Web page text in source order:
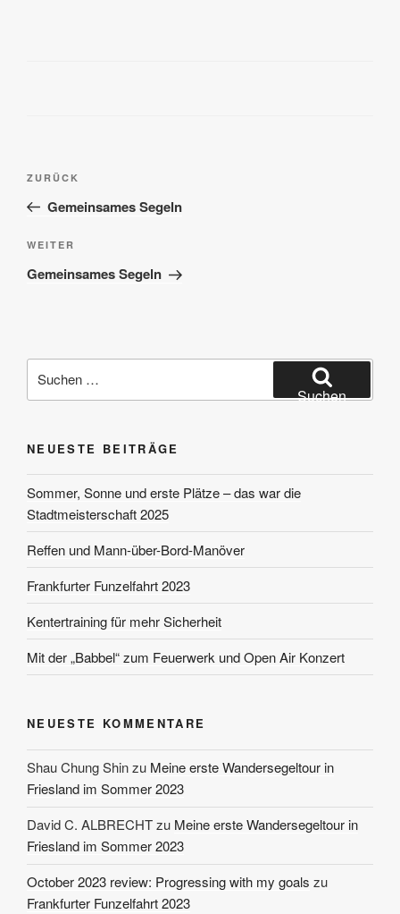
Beitragsnavigation
Vorheriger
Beitrag
ZURÜCK
Gemeinsames Segeln
Nächster
Beitrag
WEITER
Gemeinsames Segeln
nach:
Suchen
NEUESTE BEITRÄGE
Sommer, Sonne und erste Plätze – das war die
Stadtmeisterschaft 2025
Reffen und Mann-über-Bord-Manöver
Frankfurter Funzelfahrt 2023
Kentertraining für mehr Sicherheit
Mit der „Babbel“ zum Feuerwerk und Open Air Konzert
NEUESTE KOMMENTARE
Shau Chung Shinzu Meine erste Wandersegeltour in
Friesland im Sommer 2023
David C. ALBRECHTzu Meine erste Wandersegeltour in
Friesland im Sommer 2023
October 2023 review: Progressing with my goals zu
Frankfurter Funzelfahrt 2023